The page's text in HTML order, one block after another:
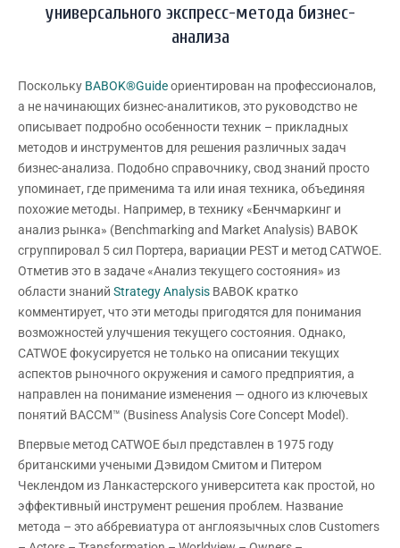
универсального экспресс-метода бизнес-
анализа
Поскольку BABOK®Guideориентирован на профессионалов,
а не начинающих бизнес-аналитиков, это руководство не
описывает подробно особенности техник – прикладных
методов и инструментов для решения различных задач
бизнес-анализа. Подобно справочнику, свод знаний просто
упоминает, где применима та или иная техника, объединяя
похожие методы. Например, в технику «Бенчмаркинг и
анализ рынка» (Benchmarking and Market Analysis) BABOK
сгруппировал 5 сил Портера, вариации PEST и метод CATWOE.
Отметив это в задаче «Анализ текущего состояния» из
области знаний Strategy Analysis BABOK кратко
комментирует, что эти методы пригодятся для понимания
возможностей улучшения текущего состояния. Однако,
CATWOE фокусируется не только на описании текущих
аспектов рыночного окружения и самого предприятия, а
направлен на понимание изменения — одного из ключевых
понятий BACCM™ (Business Analysis Core Concept Model).
Впервые метод CATWOE был представлен в 1975 году
британскими учеными Дэвидом Смитом и Питером
Чеклендом из Ланкастерского университета как простой, но
эффективный инструмент решения проблем. Название
метода – это аббревиатура от англоязычных слов Customers